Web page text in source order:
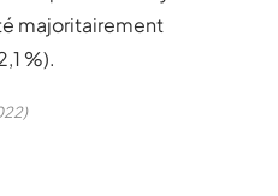
majoritairement
%).